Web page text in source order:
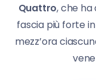
Quattro, che ha
fascia più forte
mezz’ora